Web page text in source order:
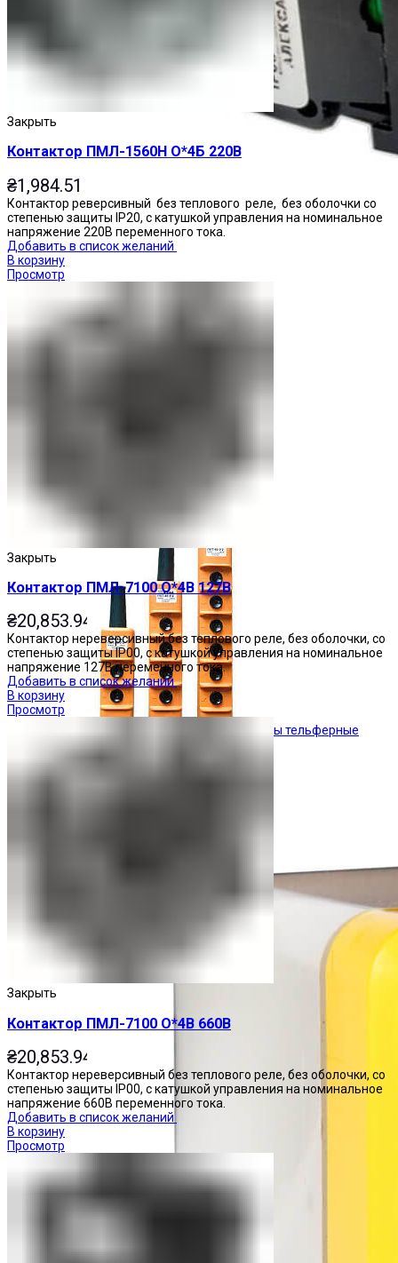
Посты тельферные
Закрыть
Контактор ПМЛ-1560Н О*4Б 220В
₴1,984.51
Контактор реверсивный без теплового реле, без оболочки со
степенью защиты IP20, с катушкой управления на номинальное
напряжение 220В переменного тока.
Добавить в список желаний
В корзину
Просмотр
Закрыть
Контактор ПМЛ-7100 О*4В 127В
₴20,853.94
Контактор нереверсивный без теплового реле, без оболочки, со
степенью защиты IP00, с катушкой управления на номинальное
напряжение 127В переменного тока.
Добавить в список желаний
В корзину
Просмотр
Закрыть
Контактор ПМЛ-7100 О*4В 660В
₴20,853.94
Контактор нереверсивный без теплового реле, без оболочки, со
степенью защиты IP00, с катушкой управления на номинальное
напряжение 660В переменного тока.
Добавить в список желаний
В корзину
Просмотр